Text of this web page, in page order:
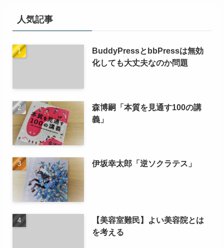
人気記事
BuddyPressとbbPressは無効
化しても大丈夫なのか問題
森博嗣「本質を見通す100の講
義」
伊坂幸太郎「逆ソクラテス」
【美容室難民】よい美容院とは
を考える